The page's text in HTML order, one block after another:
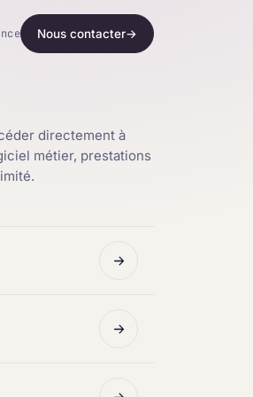
Nous contacter→
directement à
métier, prestations